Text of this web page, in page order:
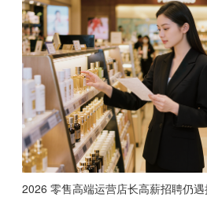
2026 零售高端运营店长高薪招聘仍